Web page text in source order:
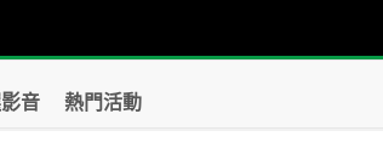
音 熱門活動